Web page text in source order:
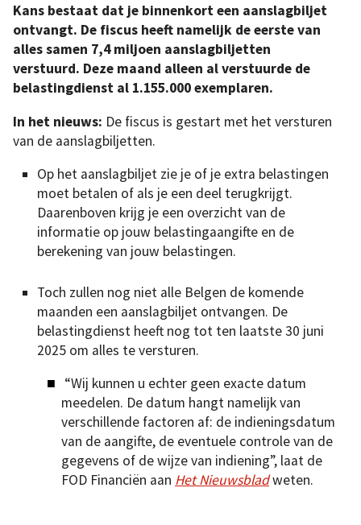
Kans bestaat dat je binnenkort een aanslagbiljet
ontvangt. De fiscus heeft namelijk de eerste van
alles samen 7,4 miljoen aanslagbiljetten
verstuurd. Deze maand alleen al verstuurde de
belastingdienst al 1.155.000 exemplaren.
In het nieuws: De fiscus is gestart met het versturen
van de aanslagbiljetten.
Op het aanslagbiljet zie je of je extra belastingen
moet betalen of als je een deel terugkrijgt.
Daarenboven krijg je een overzicht van de
informatie op jouw belastingaangifte en de
berekening van jouw belastingen.
Toch zullen nog niet alle Belgen de komende
maanden een aanslagbiljet ontvangen. De
belastingdienst heeft nog tot ten laatste 30 juni
2025 om alles te versturen.
“Wij kunnen u echter geen exacte datum
meedelen. De datum hangt namelijk van
verschillende factoren af: de indieningsdatum
van de aangifte, de eventuele controle van de
gegevens of de wijze van indiening”, laat de
FOD Financiën aan Het Nieuwsbladweten.